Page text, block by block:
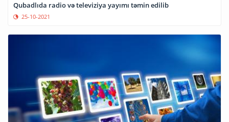
Qubadlıda radio və televiziya yayımı təmin edilib
25-10-2021